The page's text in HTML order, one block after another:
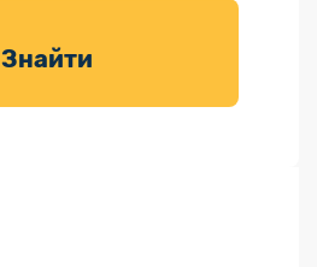
Знайти